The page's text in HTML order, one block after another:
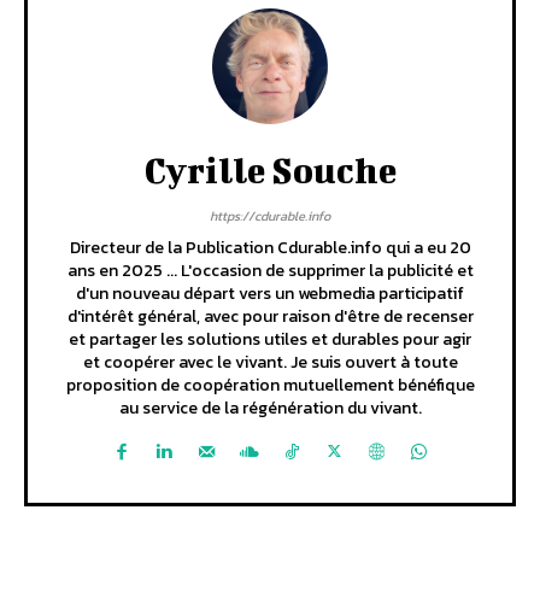
Cyrille Souche
https://cdurable.info
Directeur de la Publication Cdurable.info qui a eu 20
ans en 2025 ... L'occasion de supprimer la publicité et
d'un nouveau départ vers un webmedia participatif
d'intérêt général, avec pour raison d'être de recenser
et partager les solutions utiles et durables pour agir
et coopérer avec le vivant. Je suis ouvert à toute
proposition de coopération mutuellement bénéfique
au service de la régénération du vivant.